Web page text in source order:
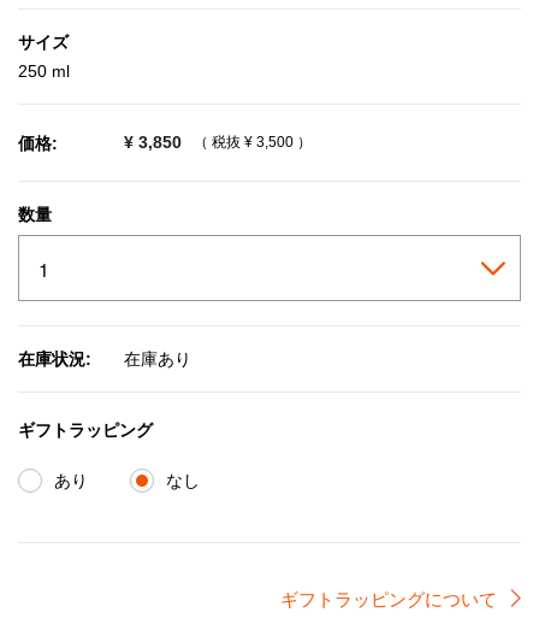
サイズ
250 ml
価格: ¥ 3,850 （ 税抜 ¥ 3,500 ）
数量
在庫状況: 在庫あり
ギフトラッピング
あり なし
ギフトラッピングについて